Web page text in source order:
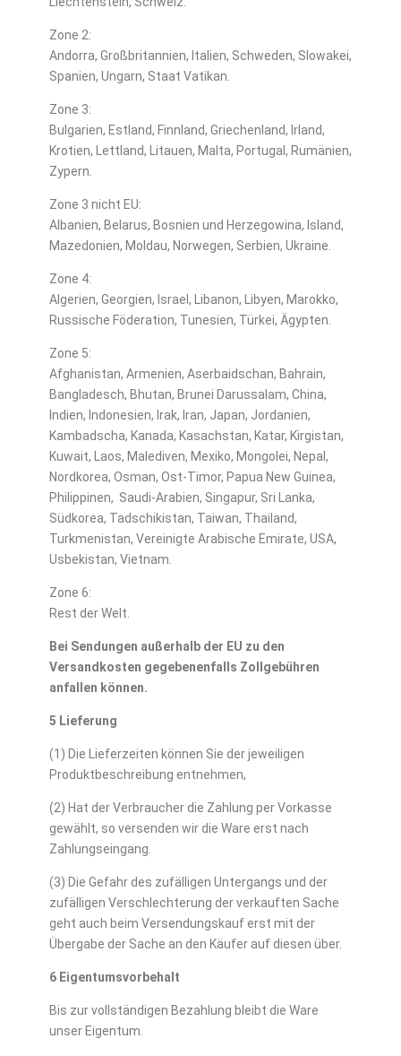
Zone 2:
Andorra, Großbritannien, Italien, Schweden, Slowakei,
Spanien, Ungarn, Staat Vatikan.
Zone 3:
Bulgarien, Estland, Finnland, Griechenland, Irland,
Krotien, Lettland, Litauen, Malta, Portugal, Rumänien,
Zypern.
Zone 3 nicht EU:
Albanien, Belarus, Bosnien und Herzegowina, Island,
Mazedonien, Moldau, Norwegen, Serbien, Ukraine.
Zone 4:
Algerien, Georgien, Israel, Libanon, Libyen, Marokko,
Russische Föderation, Tunesien, Türkei, Ägypten.
Zone 5:
Afghanistan, Armenien, Aserbaidschan, Bahrain,
Bangladesch, Bhutan, Brunei Darussalam, China,
Indien, Indonesien, Irak, Iran, Japan, Jordanien,
Kambadscha, Kanada, Kasachstan, Katar, Kirgistan,
Kuwait, Laos, Malediven, Mexiko, Mongolei, Nepal,
Nordkorea, Osman, Ost-Timor, Papua New Guinea,
Philippinen, Saudi-Arabien, Singapur, Sri Lanka,
Südkorea, Tadschikistan, Taiwan, Thailand,
Turkmenistan, Vereinigte Arabische Emirate, USA,
Usbekistan, Vietnam.
Zone 6:
Rest der Welt.
Bei Sendungen außerhalb der EU zu den
Versandkosten gegebenenfalls Zollgebühren
anfallen können.
5 Lieferung
(1) Die Lieferzeiten können Sie der jeweiligen
Produktbeschreibung entnehmen,
(2) Hat der Verbraucher die Zahlung per Vorkasse
gewählt, so versenden wir die Ware erst nach
Zahlungseingang.
(3) Die Gefahr des zufälligen Untergangs und der
zufälligen Verschlechterung der verkauften Sache
geht auch beim Versendungskauf erst mit der
Übergabe der Sache an den Käufer auf diesen über.
6 Eigentumsvorbehalt
Bis zur vollständigen Bezahlung bleibt die Ware
unser Eigentum.